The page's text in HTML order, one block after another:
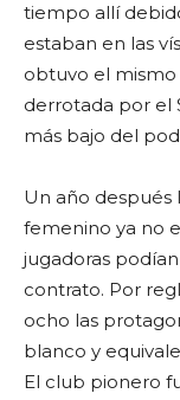
tiempo allí
estaban en las
obtuvo el mismo
derrotada por el
más bajo del
Un año después
femenino ya no
jugadoras
contrato. Por
ocho las
blanco y
El club pionero